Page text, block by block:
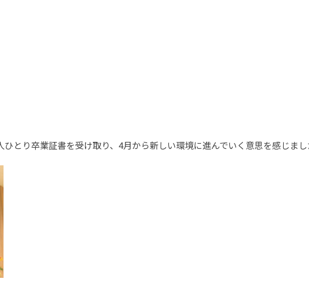
とり卒業証書を受け取り、4月から新しい環境に進んでいく意思を感じま